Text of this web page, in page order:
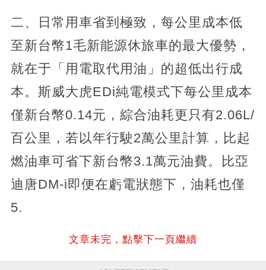
二、日常用車省到極致，每公里成本低
至新台幣1毛新能源休旅車的最大優勢，
就在于「用電取代用油」的超低出行成
本。斯威大虎EDi純電模式下每公里成本
僅新台幣0.14元，綜合油耗更只有2.06L/
百公里，若以年行駛2萬公里計算，比起
燃油車可省下新台幣3.1萬元油費。比亞
迪唐DM-i即便在虧電狀態下，油耗也僅
5.
文章未完，點擊下一頁繼續